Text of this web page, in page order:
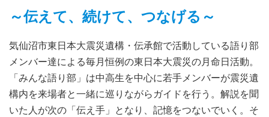
～伝えて、続けて、つなげる～
気仙沼市東日本大震災遺構・伝承館で活動している語り部
メンバー達による毎月恒例の東日本大震災の月命日活動。
「みんな語り部」は中高生を中心に若手メンバーが震災遺
構内を来場者と一緒に巡りながらガイドを行う。解説を聞
いた人が次の「伝え手」となり、記憶をつないでいく。そ